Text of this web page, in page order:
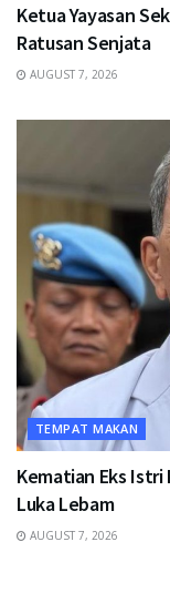
Ketua Yayasan
Ratusan Senjata
AUGUST 7, 2026
TEMPAT MAKAN
Kematian Eks Istri
Luka Lebam
AUGUST 7, 2026